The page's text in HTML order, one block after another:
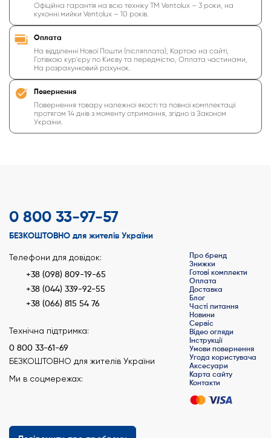
Офіційна гарантія на всю техніку ТМ Ventolux – 3 роки, на
кухонні мийки Ventolux – 10 років.
Оплата
На відділенні Нової Пошти (післяплата), Картою на сайті,
Готівкою кур'єру по Києву та передмістю, Оплата частинами,
На розрахунковий рахунок.
Повернення
Повернення товару належної якості та повної комплектації
протягом 14 днів з моменту отримання, згідно із Законом
України.
0 800 33-97-57
БЕЗКОШТОВНО для жителів України
Телефони для довідок:
+38 (098) 809-19-65
+38 (044) 339-92-55
+38 (066) 815 54 76
Технічна підтримка:
0 800 33-61-69
БЕЗКОШТОВНО для жителів України
Ми в соцмережах:
Про бренд
Знижки
Готові комплекти
Оплата
Доставка
Блог
Часті питання
Новини
Сервіс
Відео огляди
Інструкції
Умови повернення
Угода користувача
Аксесуари
Карта сайту
Контакти